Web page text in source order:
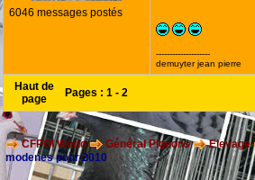
6046 messages postés
--------------------
demuyter jean pierre
Haut de
page
Pages : 1 - 2
CFPOI World Général Pigeons Elevage
modenes pour 2010